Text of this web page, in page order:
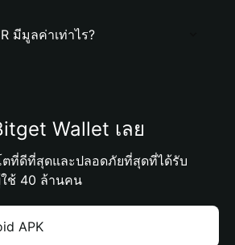
มีมูลค่าเท่าไร?
Wallet เลย
ที่ดีที่สุดและปลอดภัยที่สุดที่ได้รับ
ใช้ 40 ล้านคน
APK